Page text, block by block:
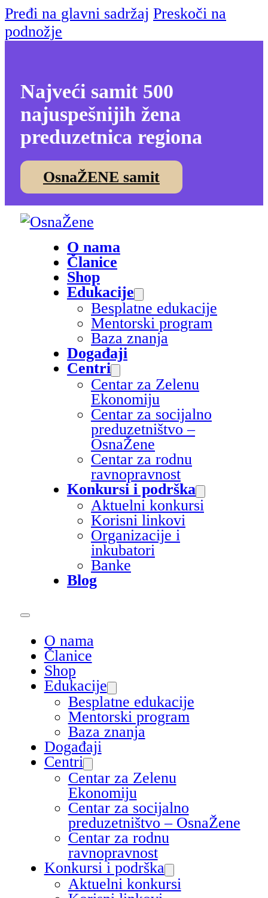
Pređi na glavni sadržaj Preskoči na
podnožje
Najveći samit 500
najuspešnijih žena
preduzetnica regiona
OsnaŽENE samit
O nama
Članice
Shop
Edukacije
Besplatne edukacije
Mentorski program
Baza znanja
Događaji
Centri
Centar za Zelenu
Ekonomiju
Centar za socijalno
preduzetništvo –
OsnaŽene
Centar za rodnu
ravnopravnost
Konkursi i podrška
Aktuelni konkursi
Korisni linkovi
Organizacije i
inkubatori
Banke
Blog
O nama
Članice
Shop
Edukacije
Besplatne edukacije
Mentorski program
Baza znanja
Događaji
Centri
Centar za Zelenu
Ekonomiju
Centar za socijalno
preduzetništvo – OsnaŽene
Centar za rodnu
ravnopravnost
Konkursi i podrška
Aktuelni konkursi